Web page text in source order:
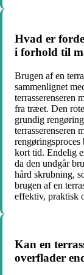
Hvad er
i forhold til
Brugen af en
sammenlignet
terrasserenseren
fra træet. Den
grundig
terrasserenseren
rengøringsproces
kort tid. Endelig
da den undgår
hård skrubning,
brugen af en
effektiv, praktisk
Kan en
overflader